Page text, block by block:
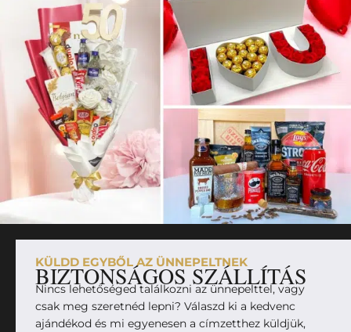
KÜLDD EGYBŐL AZ ÜNNEPELTNEK
BIZTONSÁGOS SZÁLLÍTÁS
Nincs lehetőséged találkozni az ünnepelttel, vagy
csak meg szeretnéd lepni? Válaszd ki a kedvenc
ajándékod és mi egyenesen a címzetthez küldjük,